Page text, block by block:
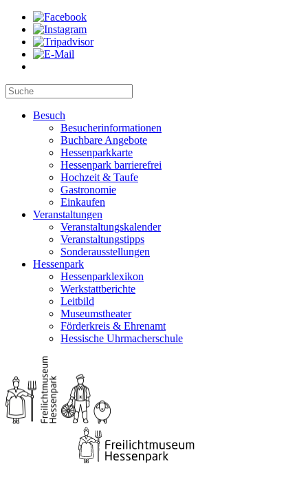
Besuch
Besucherinformationen
Buchbare Angebote
Hessenparkkarte
Hessenpark barrierefrei
Hochzeit & Taufe
Gastronomie
Einkaufen
Veranstaltungen
Veranstaltungskalender
Veranstaltungstipps
Sonderausstellungen
Hessenpark
Hessenparklexikon
Werkstattberichte
Leitbild
Museumstheater
Förderkreis & Ehrenamt
Hessische Uhrmacherschule